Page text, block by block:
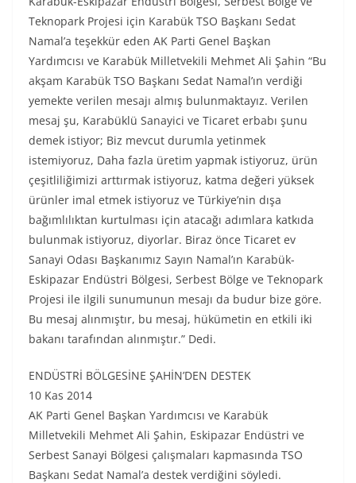
Teknopark Projesi için Karabük TSO Başkanı Sedat
Namal’a teşekkür eden AK Parti Genel Başkan
Yardımcısı ve Karabük Milletvekili Mehmet Ali Şahin “Bu
akşam Karabük TSO Başkanı Sedat Namal’ın verdiği
yemekte verilen mesajı almış bulunmaktayız. Verilen
mesaj şu, Karabüklü Sanayici ve Ticaret erbabı şunu
demek istiyor; Biz mevcut durumla yetinmek
istemiyoruz, Daha fazla üretim yapmak istiyoruz, ürün
çeşitliliğimizi arttırmak istiyoruz, katma değeri yüksek
ürünler imal etmek istiyoruz ve Türkiye’nin dışa
bağımlılıktan kurtulması için atacağı adımlara katkıda
bulunmak istiyoruz, diyorlar. Biraz önce Ticaret ev
Sanayi Odası Başkanımız Sayın Namal’ın Karabük-
Eskipazar Endüstri Bölgesi, Serbest Bölge ve Teknopark
Projesi ile ilgili sunumunun mesajı da budur bize göre.
Bu mesaj alınmıştır, bu mesaj, hükümetin en etkili iki
bakanı tarafından alınmıştır.” Dedi.
ENDÜSTRİ BÖLGESİNE ŞAHİN’DEN DESTEK
10 Kas 2014
AK Parti Genel Başkan Yardımcısı ve Karabük
Milletvekili Mehmet Ali Şahin, Eskipazar Endüstri ve
Serbest Sanayi Bölgesi çalışmaları kapmasında TSO
Başkanı Sedat Namal’a destek verdiğini söyledi.